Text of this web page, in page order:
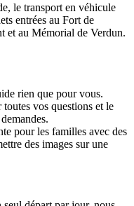
le transport en véhicule
entrées au Fort de
et au Mémorial de Verdun.
rien que pour vous.
vos questions et le
pour les familles avec des
des images sur une